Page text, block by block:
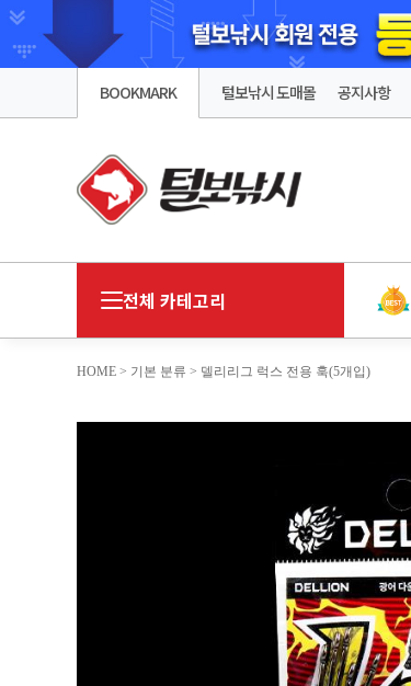
BOOKMARK 털보낚시 도매몰 공지사항
전체 카테고리
HOME > 기본 분류 > 델리리그 럭스 전용 훅(5개입)